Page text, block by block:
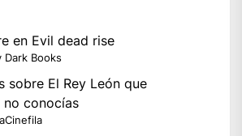
en Evil dead rise
Dark Books
sobre El Rey León que
no conocías